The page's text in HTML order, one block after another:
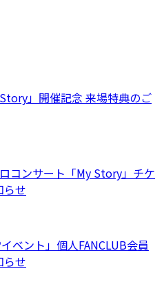
」開催記念 来場特典のご
コンサート「My Story」チケ
らせ
ベント」個人FANCLUB会員
らせ